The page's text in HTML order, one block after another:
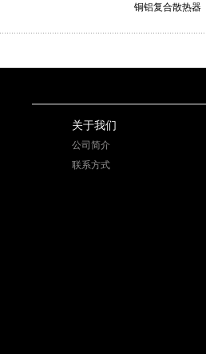
铜铝复合散热器
关于我们
公司简介
联系方式